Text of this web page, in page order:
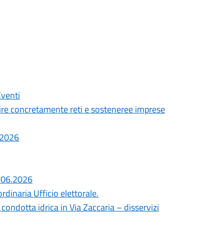
concretamente reti e sosteneree imprese
Ufficio elettorale.
idrica in Via Zaccaria – disservizi